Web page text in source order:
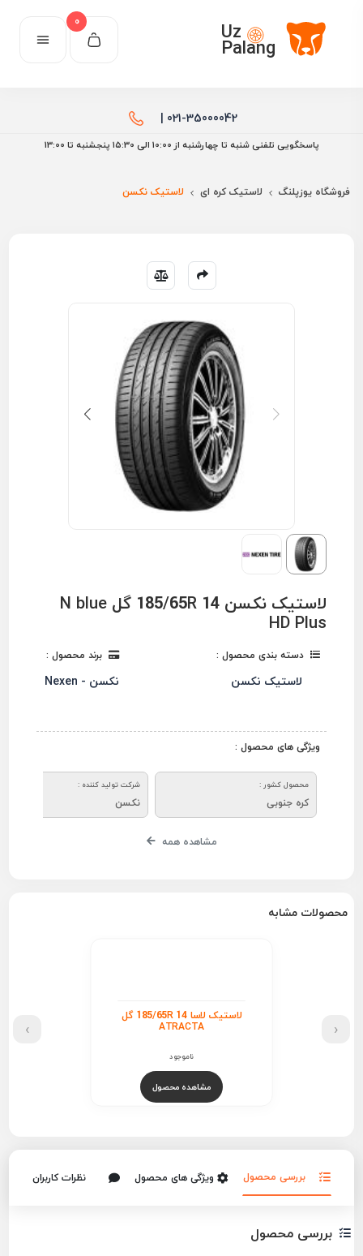
Uz
Palang
0
021-35000042 |
پاسخگویی تلفنی شنبه تا چهارشنبه از 10:00 الی ۱۵:30 پنجشنبه تا 13:00
فروشگاه یوزپلنگ لاستیک کره ای لاستیک نکسن
لاستیک نکسن 185/65R 14 گل N blue
HD Plus
دسته بندی محصول :
لاستیک نکسن
برند محصول :
نکسن - Nexen
ویژگی های محصول :
محصول کشور :
کره جنوبی
شرکت تولید کننده :
نکسن
مشاهده همه
محصولات مشابه
لاستیک لاسا 185/65R 14 گل
ATRACTA
ناموجود
مشاهده محصول
‹
›
بررسی محصول ویژگی های محصول نظرات کاربران
بررسی محصول